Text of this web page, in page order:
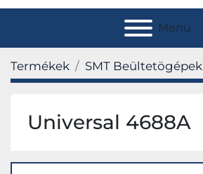
Menu
Termékek SMT Beültetögépek
Universal 4688A